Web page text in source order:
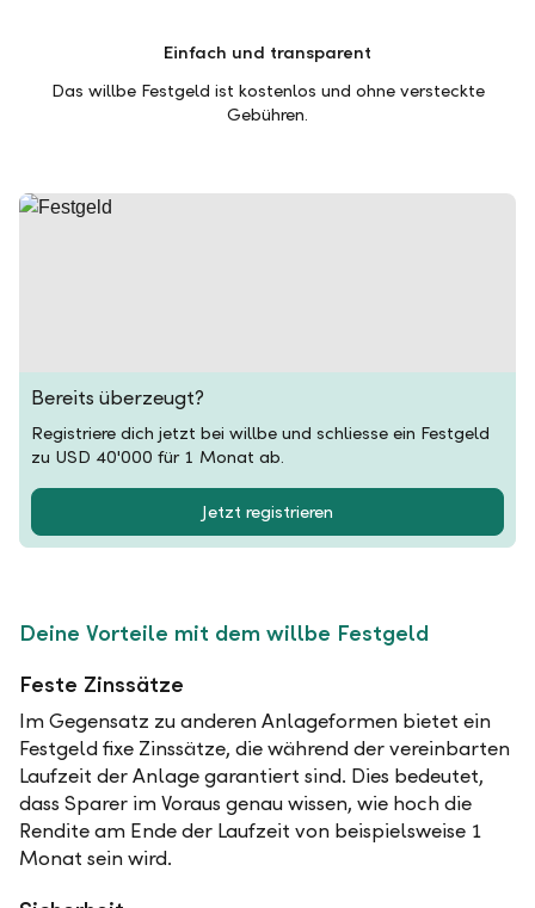
Einfach und transparent
Das willbe Festgeld ist kostenlos und ohne versteckte
Gebühren.
Bereits überzeugt?
Registriere dich jetzt bei willbe und schliesse ein Festgeld
zu USD 40'000 für 1 Monat ab.
Jetzt registrieren
Deine Vorteile mit dem willbe Festgeld
Feste Zinssätze
Im Gegensatz zu anderen Anlageformen bietet ein
Festgeld fixe Zinssätze, die während der vereinbarten
Laufzeit der Anlage garantiert sind. Dies bedeutet,
dass Sparer im Voraus genau wissen, wie hoch die
Rendite am Ende der Laufzeit von beispielsweise 1
Monat sein wird.